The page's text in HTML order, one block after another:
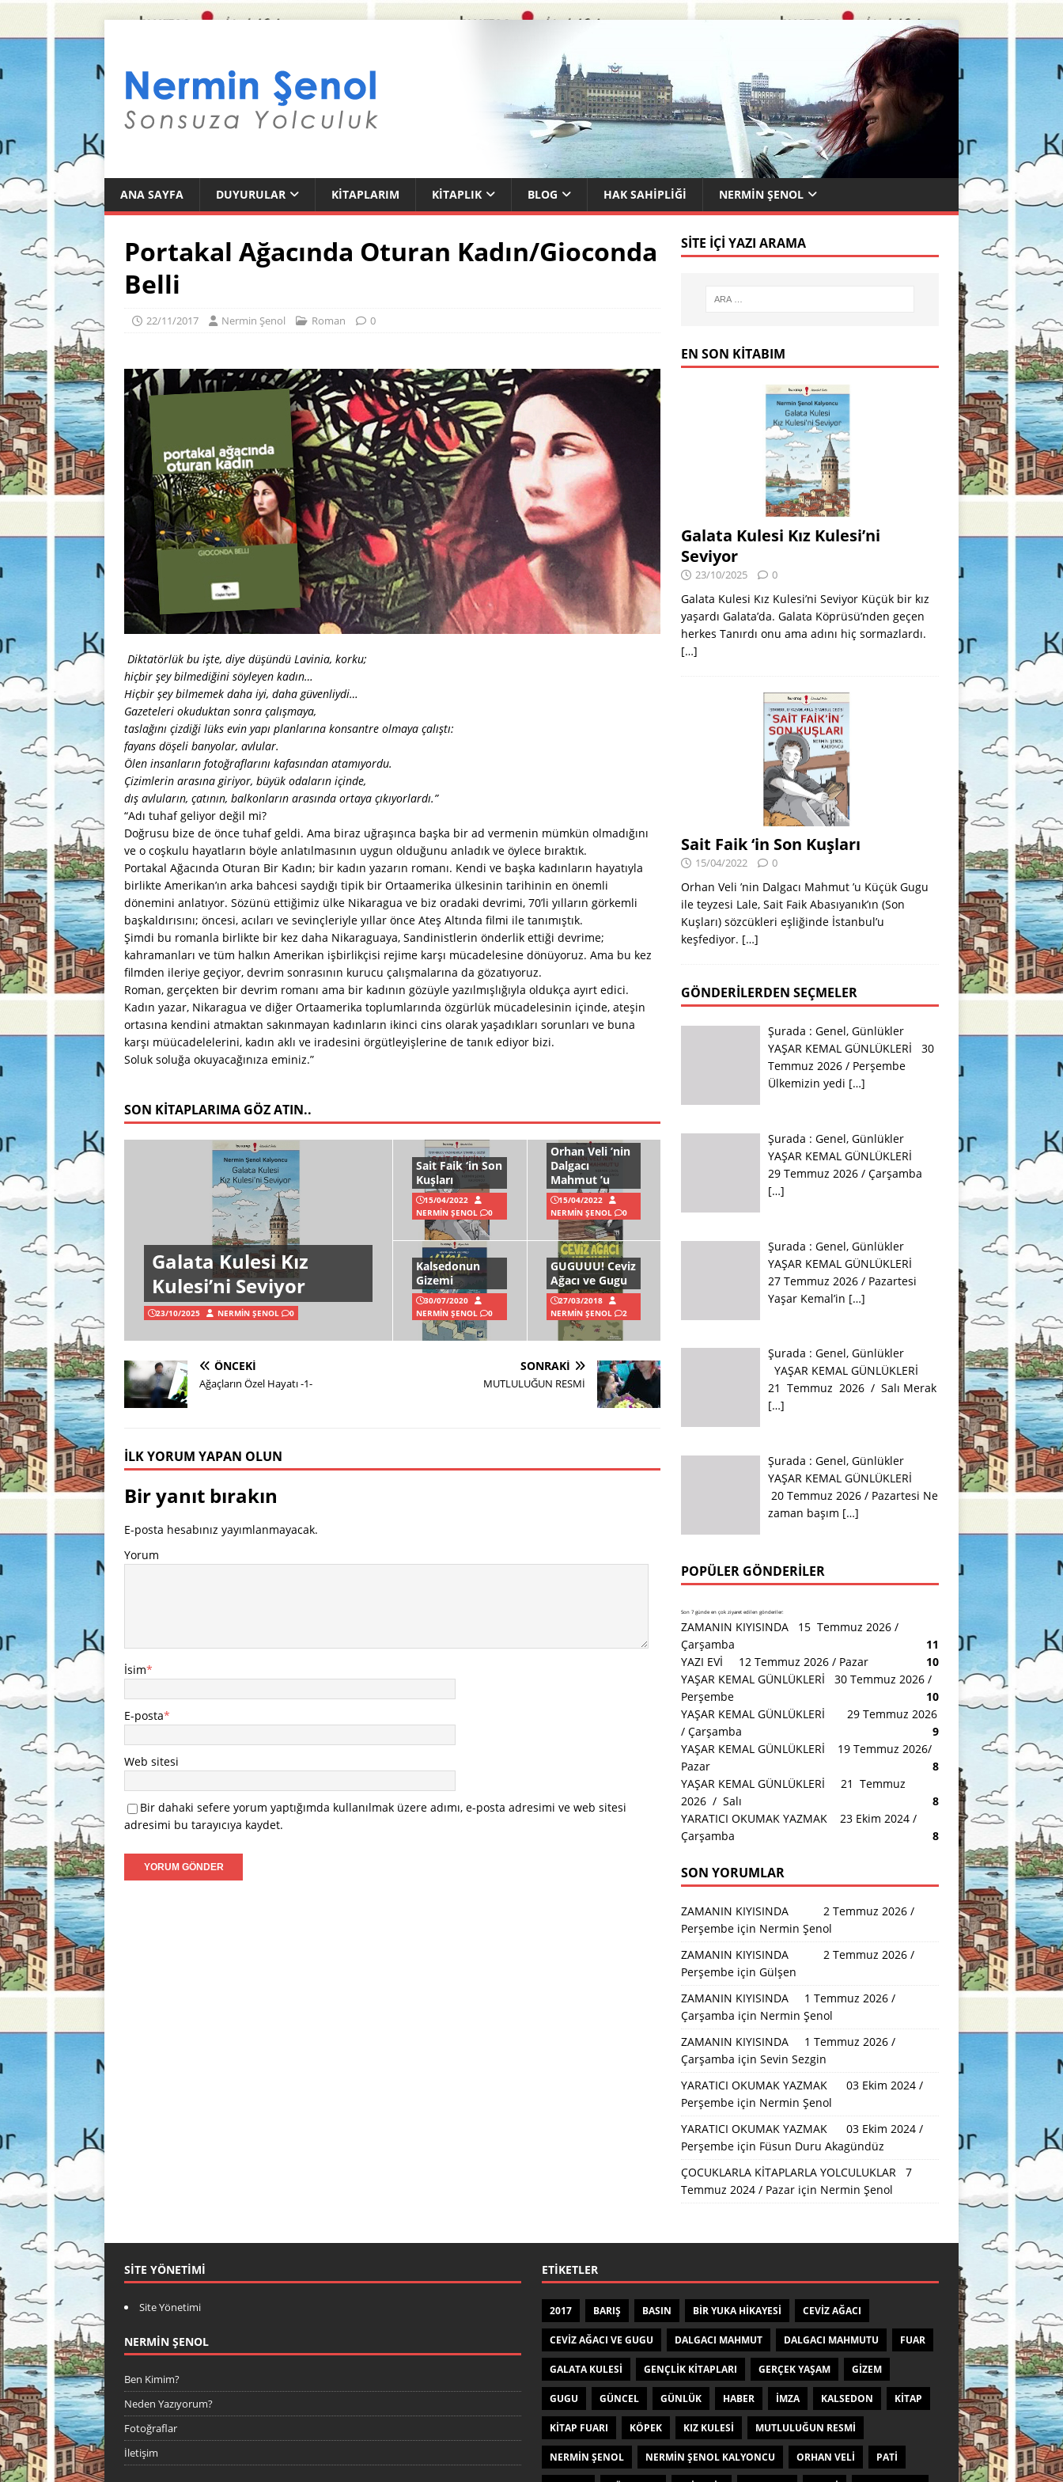
ANA SAYFA DUYURULAR KITAPLARIM KITAPLIK BLOG HAK SAHIPLIĞI NERMIN ŞENOL
Portakal Ağacında Oturan Kadın/Gioconda
Belli
22/11/2017 Nermin Şenol Roman 0
Diktatörlük bu işte, diye düşündü Lavinia, korku;
hiçbir şey bilmediğini söyleyen kadın…
Hiçbir şey bilmemek daha iyi, daha güvenliydi…
Gazeteleri okuduktan sonra çalışmaya,
taslağını çizdiği lüks evin yapı planlarına konsantre olmaya çalıştı:
fayans döşeli banyolar, avlular.
Ölen insanların fotoğraflarını kafasından atamıyordu.
Çizimlerin arasına giriyor, büyük odaların içinde,
dış avluların, çatının, balkonların arasında ortaya çıkıyorlardı.”
“Adı tuhaf geliyor değil mi?
Doğrusu bize de önce tuhaf geldi. Ama biraz uğraşınca başka bir ad vermenin mümkün olmadığını
ve o coşkulu hayatların böyle anlatılmasının uygun olduğunu anladık ve öylece bıraktık.
Portakal Ağacında Oturan Bir Kadın; bir kadın yazarın romanı. Kendi ve başka kadınların hayatıyla
birlikte Amerikan’ın arka bahcesi saydığı tipik bir Ortaamerika ülkesinin tarihinin en önemli
dönemini anlatıyor. Sözünü ettiğimiz ülke Nikaragua ve biz oradaki devrimi, 70’li yılların görkemli
başkaldırısını; öncesi, acıları ve sevinçleriyle yıllar önce Ateş Altında filmi ile tanımıştık.
Şimdi bu romanla birlikte bir kez daha Nikaraguaya, Sandinistlerin önderlik ettiği devrime;
kahramanları ve tüm halkın Amerikan işbirlikçisi rejime karşı mücadelesine dönüyoruz. Ama bu kez
filmden ileriye geçiyor, devrim sonrasının kurucu çalışmalarına da gözatıyoruz.
Roman, gerçekten bir devrim romanı ama bir kadının gözüyle yazılmışlığıyla oldukça ayırt edici.
Kadın yazar, Nikaragua ve diğer Ortaamerika toplumlarında özgürlük mücadelesinin içinde, ateşin
ortasına kendini atmaktan sakınmayan kadınların ikinci cins olarak yaşadıkları sorunları ve buna
karşı müücadelelerini, kadın aklı ve iradesini örgütleyişlerine de tanık ediyor bizi.
Soluk soluğa okuyacağınıza eminiz.”
SON KITAPLARIMA GÖZ ATIN..
Galata Kulesi Kız
Kulesi’ni Seviyor
23/10/2025 NERMIN ŞENOL 0
Sait Faik ‘in Son
Kuşları
15/04/2022
NERMIN ŞENOL
0
Orhan Veli ’nin
Dalgacı
Mahmut ’u
15/04/2022
NERMIN ŞENOL
0
Kalsedonun
Gizemi
30/07/2020
NERMIN ŞENOL
0
GUGUUU! Ceviz
Ağacı ve Gugu
27/03/2018
NERMIN ŞENOL
2
ÖNCEKI
Ağaçların Özel Hayatı -1-
SONRAKI
MUTLULUĞUN RESMİ
İLK YORUM YAPAN OLUN
Bir yanıt bırakın
E-posta hesabınız yayımlanmayacak.
Yorum
İsim*
E-posta*
Web sitesi
Bir dahaki sefere yorum yaptığımda kullanılmak üzere adımı, e-posta adresimi ve web sitesi
adresimi bu tarayıcıya kaydet.
SITE İÇI YAZI ARAMA
EN SON KITABIM
Galata Kulesi Kız Kulesi’ni
Seviyor
23/10/2025 0
Galata Kulesi Kız Kulesi’ni Seviyor Küçük bir kız
yaşardı Galata’da. Galata Köprüsü’nden geçen
herkes Tanırdı onu ama adını hiç sormazlardı.
[…]
Sait Faik ‘in Son Kuşları
15/04/2022 0
Orhan Veli ’nin Dalgacı Mahmut ’u Küçük Gugu
ile teyzesi Lale, Sait Faik Abasıyanık’ın (Son
Kuşları) sözcükleri eşliğinde İstanbul’u
keşfediyor. […]
GÖNDERILERDEN SEÇMELER
Şurada :Genel,Günlükler
YAŞAR KEMAL GÜNLÜKLERİ 30
Temmuz 2026 / Perşembe
Ülkemizin yedi […]
Şurada :Genel,Günlükler
YAŞAR KEMAL GÜNLÜKLERİ
29 Temmuz 2026 / Çarşamba
[…]
Şurada :Genel,Günlükler
YAŞAR KEMAL GÜNLÜKLERİ
27 Temmuz 2026 / Pazartesi
Yaşar Kemal’in […]
Şurada :Genel,Günlükler
YAŞAR KEMAL GÜNLÜKLERİ
21 Temmuz 2026 / Salı Merak
[…]
Şurada :Genel,Günlükler
YAŞAR KEMAL GÜNLÜKLERİ
20 Temmuz 2026 / Pazartesi Ne
zaman başım […]
POPÜLER GÖNDERILER
Son 7 günde en çok ziyaret edilen gönderiler:
ZAMANIN KIYISINDA 15 Temmuz 2026 /
Çarşamba
11
YAZI EVİ 12 Temmuz 2026 / Pazar
10
YAŞAR KEMAL GÜNLÜKLERİ 30 Temmuz 2026 /
Perşembe
10
YAŞAR KEMAL GÜNLÜKLERİ 29 Temmuz 2026
/ Çarşamba
9
YAŞAR KEMAL GÜNLÜKLERİ 19 Temmuz 2026/
Pazar
8
YAŞAR KEMAL GÜNLÜKLERİ 21 Temmuz
2026 / Salı
8
YARATICI OKUMAK YAZMAK 23 Ekim 2024 /
Çarşamba
8
SON YORUMLAR
ZAMANIN KIYISINDA 2 Temmuz 2026 /
Perşembeiçin Nermin Şenol
ZAMANIN KIYISINDA 2 Temmuz 2026 /
Perşembeiçin Gülşen
ZAMANIN KIYISINDA 1 Temmuz 2026 /
Çarşamba için Nermin Şenol
ZAMANIN KIYISINDA 1 Temmuz 2026 /
Çarşamba için Sevin Sezgin
YARATICI OKUMAK YAZMAK 03 Ekim 2024 /
Perşembeiçin Nermin Şenol
YARATICI OKUMAK YAZMAK 03 Ekim 2024 /
Perşembeiçin Füsun Duru Akagündüz
ÇOCUKLARLA KİTAPLARLA YOLCULUKLAR 7
Temmuz 2024 / Pazariçin Nermin Şenol
SITE YÖNETIMI
Site Yönetimi
NERMIN ŞENOL
Ben Kimim?
Neden Yazıyorum?
Fotoğraflar
İletişim
ETIKETLER
2017 BARIŞ BASIN BIR YUKA HIKAYESI CEVIZ AĞACI
CEVIZ AĞACI VE GUGU DALGACI MAHMUT DALGACI MAHMUTU FUAR
GALATA KULESI GENÇLIK KITAPLARI GERÇEK YAŞAM GIZEM
GUGU GÜNCEL GÜNLÜK HABER IMZA KALSEDON KITAP
KITAP FUARI KÖPEK KIZ KULESI MUTLULUĞUN RESMI
NERMIN ŞENOL NERMIN ŞENOL KALYONCU ORHAN VELI PATI